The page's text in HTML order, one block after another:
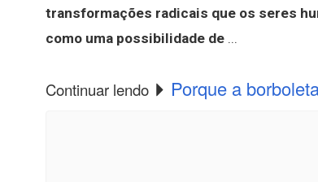
transformações radicais que os seres
como uma possibilidade de ...
Continuar lendo Porque a